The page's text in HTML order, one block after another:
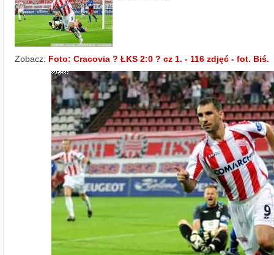
Zobacz: Foto: Cracovia ? ŁKS 2:0 ? cz 1. - 116 zdjęć - fot. Biś.